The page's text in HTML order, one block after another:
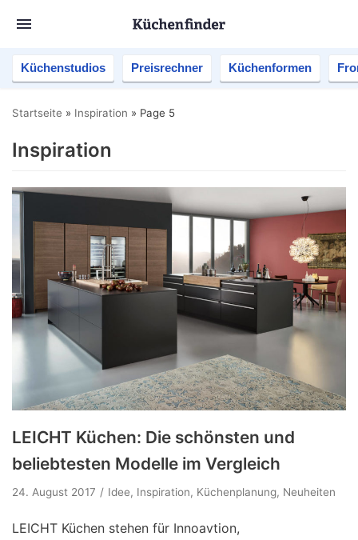
Küchenstudios Preisrechner Küchenformen
Startseite » Inspiration » Page 5
Inspiration
LEICHT Küchen: Die schönsten und
beliebtesten Modelle im Vergleich
24. August 2017 Idee, Inspiration, Küchenplanung, Neuheiten
LEICHT Küchen stehen für Innoavtion,